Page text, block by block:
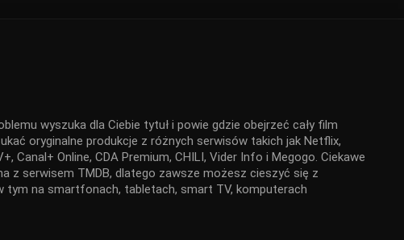
wyszuka dla Ciebie tytuł i powie gdzie obejrzeć cały film
oryginalne produkcje z różnych serwisów takich jak Netflix,
Canal+ Online, CDA Premium, CHILI, Vider Info i Megogo. Ciekawe
z serwisem TMDB, dlatego zawsze możesz cieszyć się z
tym na smartfonach, tabletach, smart TV, komputerach